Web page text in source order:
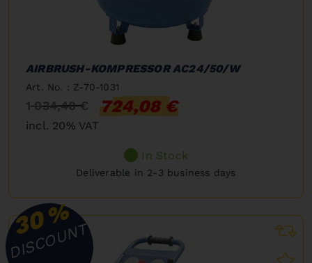
AIRBRUSH-KOMPRESSOR AC24/50/W
Art. No. : Z-70-1031
1 034,40 € 724,08 €
incl. 20% VAT
In Stock
Deliverable in 2-3 business days
30%
DISCOUNT